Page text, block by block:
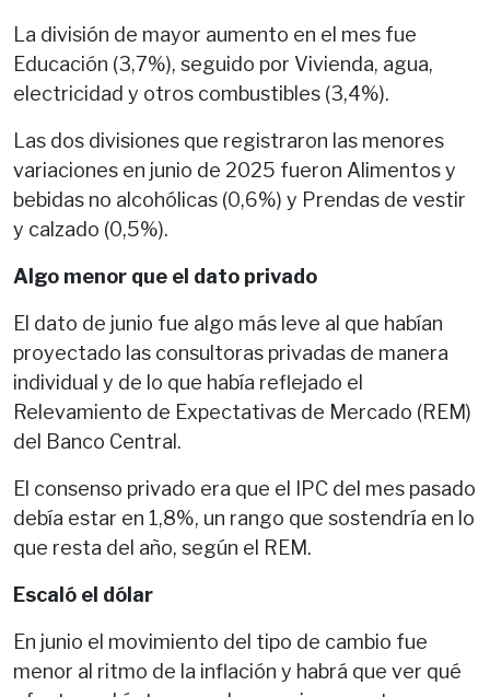
La división de mayor aumento en el mes fue
Educación (3,7%), seguido por Vivienda, agua,
electricidad y otros combustibles (3,4%).
Las dos divisiones que registraron las menores
variaciones en junio de 2025 fueron Alimentos y
bebidas no alcohólicas (0,6%) y Prendas de vestir
y calzado (0,5%).
Algo menor que el dato privado
El dato de junio fue algo más leve al que habían
proyectado las consultoras privadas de manera
individual y de lo que había reflejado el
Relevamiento de Expectativas de Mercado (REM)
del Banco Central.
El consenso privado era que el IPC del mes pasado
debía estar en 1,8%, un rango que sostendría en lo
que resta del año, según el REM.
Escaló el dólar
En junio el movimiento del tipo de cambio fue
menor al ritmo de la inflación y habrá que ver qué